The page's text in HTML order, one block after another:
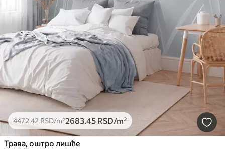
4472.42RSD/m²2683.45 RSD/m²
Трава, оштро лишће